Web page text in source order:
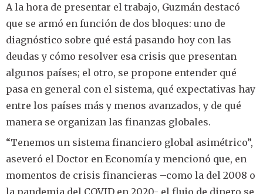
A la hora de presentar el trabajo, Guzmán destacó
que se armó en función de dos bloques: uno de
diagnóstico sobre qué está pasando hoy con las
deudas y cómo resolver esa crisis que presentan
algunos países; el otro, se propone entender qué
pasa en general con el sistema, qué expectativas hay
entre los países más y menos avanzados, y de qué
manera se organizan las finanzas globales.
“Tenemos un sistema financiero global asimétrico”,
aseveró el Doctor en Economía y mencionó que, en
momentos de crisis financieras –como la del 2008 o
la pandemia del COVID en 2020- el flujo de dinero se